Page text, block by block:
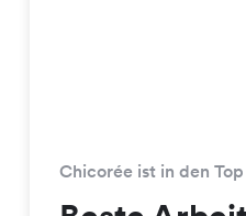
Chicorée ist in den